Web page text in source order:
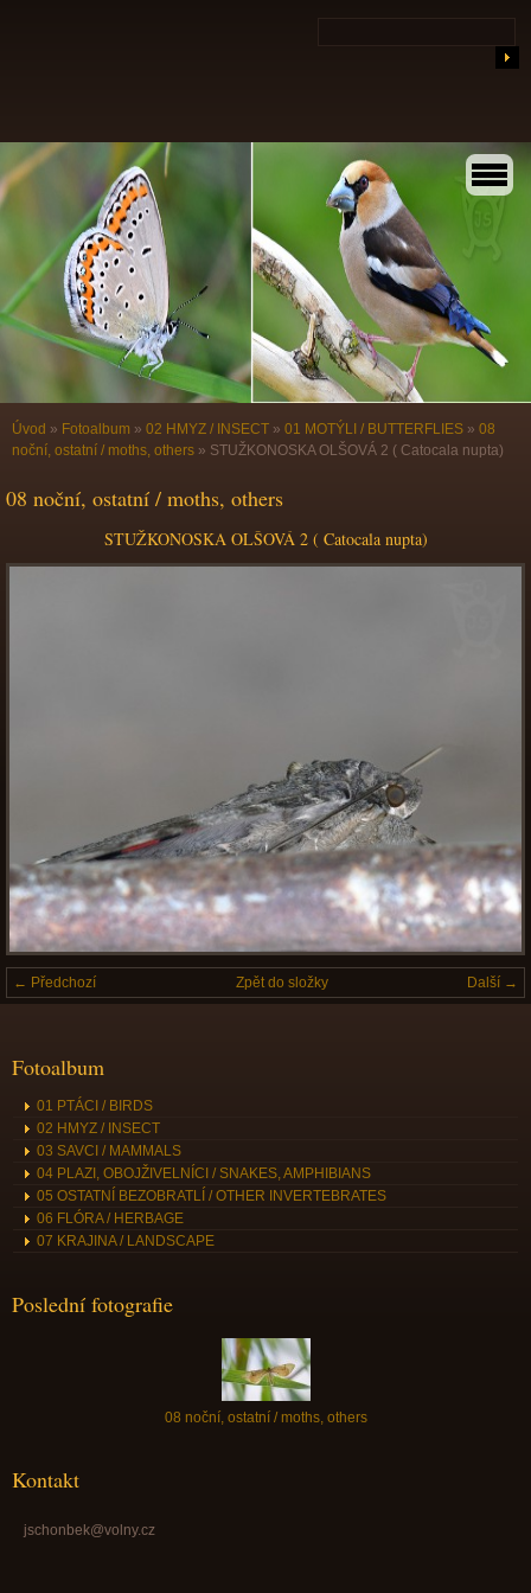
Úvod » Fotoalbum » 02 HMYZ / INSECT » 01 MOTÝLI / BUTTERFLIES » 08
noční, ostatní / moths, others » STUŽKONOSKA OLŠOVÁ 2 ( Catocala nupta)
08 noční, ostatní / moths, others
STUŽKONOSKA OLŠOVÁ 2 ( Catocala nupta)
← Předchozí Další →
Zpět do složky
Fotoalbum
01 PTÁCI / BIRDS
02 HMYZ / INSECT
03 SAVCI / MAMMALS
04 PLAZI, OBOJŽIVELNÍCI / SNAKES, AMPHIBIANS
05 OSTATNÍ BEZOBRATLÍ / OTHER INVERTEBRATES
06 FLÓRA / HERBAGE
07 KRAJINA / LANDSCAPE
Poslední fotografie
08 noční, ostatní / moths, others
Kontakt
jschonbek@volny.cz